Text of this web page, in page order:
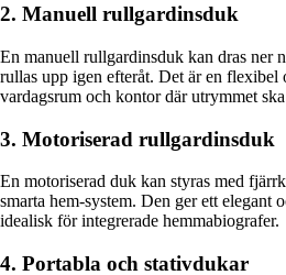
2. Manuell rullgardinsduk
En manuell rullgardinsduk kan dras ner
rullas upp igen efteråt. Det är en
vardagsrum och kontor där utrymmet
3. Motoriserad rullgardinsduk
En motoriserad duk kan styras med
smarta hem-system. Den ger ett elegant
idealisk för integrerade hemmabiografer.
4. Portabla och stativdukar